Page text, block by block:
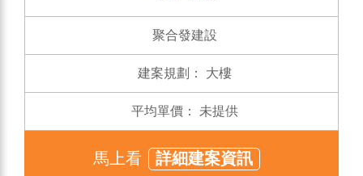
聚合發建設
建案規劃： 大樓
平均單價： 未提供
馬上看 詳細建案資訊